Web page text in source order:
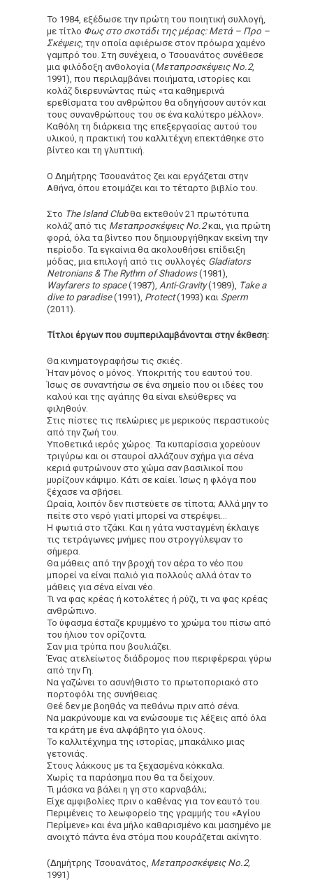
Το 1984, εξέδωσε την πρώτη του ποιητική συλλογή,
με τίτλο Φως στο σκοτάδι της μέρας: Μετά – Προ –
Σκέψεις, την οποία αφιέρωσε στον πρόωρα χαμένο
γαμπρό του. Στη συνέχεια, ο Τσουανάτος συνέθεσε
μια φιλόδοξη ανθολογία (Μεταπροσκέψεις Νο.2,
1991), που περιλαμβάνει ποιήματα, ιστορίες και
κολάζ διερευνώντας πώς «τα καθημερινά
ερεθίσματα του ανθρώπου θα οδηγήσουν αυτόν και
τους συνανθρώπους του σε ένα καλύτερο μέλλον».
Καθόλη τη διάρκεια της επεξεργασίας αυτού του
υλικού, η πρακτική του καλλιτέχνη επεκτάθηκε στο
βίντεο και τη γλυπτική.
Ο Δημήτρης Τσουανάτος ζει και εργάζεται στην
Αθήνα, όπου ετοιμάζει και το τέταρτο βιβλίο του.
Στο The Island Club θα εκτεθούν 21 πρωτότυπα
κολάζ από τις Μεταπροσκέψεις Νο.2και, για πρώτη
φορά, όλα τα βίντεο που δημιουργήθηκαν εκείνη την
περίοδο. Τα εγκαίνια θα ακολουθήσει επίδειξη
μόδας, μια επιλογή από τις συλλογές Gladiators
Netronians & The Rythm of Shadows(1981),
Wayfarers to space(1987),Anti-Gravity(1989), Τake a
dive to paradise(1991), Protect(1993) και Sperm
(2011).
Τίτλοι έργων που συμπεριλαμβάνονται στην έκθεση:
Θα κινηματογραφήσω τις σκιές.
Ήταν μόνος ο μόνος. Υποκριτής του εαυτού του.
Ίσως σε συναντήσω σε ένα σημείο που οι ιδέες του
καλού και της αγάπης θα είναι ελεύθερες να
φιληθούν.
Στις πίστες τις πελώριες με μερικούς περαστικούς
από την ζωή του.
Yποθετικά ιερός χώρος. Τα κυπαρίσσια χορεύουν
τριγύρω και οι σταυροί αλλάζουν σχήμα για σένα
κεριά φυτρώνουν στο χώμα σαν βασιλικοί που
μυρίζουν κάψιμο. Κάτι σε καίει. Ίσως η φλόγα που
ξέχασε να σβήσει.
Ωραία, λοιπόν δεν πιστεύετε σε τίποτα; Αλλά μην το
πείτε στο νερό γιατί μπορεί να στερέψει…
Η φωτιά στο τζάκι. Και η γάτα νυσταγμένη έκλαιγε
τις τετράγωνες μνήμες που στρογγύλεψαν το
σήμερα.
Θα μάθεις από την βροχή τον αέρα το νέο που
μπορεί να είναι παλιό για πολλούς αλλά όταν το
μάθεις για σένα είναι νέο.
Τι να φας κρέας ή κοτολέτες ή ρύζι, τι να φας κρέας
ανθρώπινο.
Το ύφασμα έσταζε κρυμμένο το χρώμα του πίσω από
του ήλιου τον ορίζοντα.
Σαν μια τρύπα που βουλιάζει.
Ένας ατελείωτος διάδρομος που περιφέρεραι γύρω
από την Γη.
Nα γαζώνει το ασυνήθιστο το πρωτοποριακό στο
πορτοφόλι της συνήθειας.
Θεέ δεν με βοηθάς να πεθάνω πριν από σένα.
Να μακρύνουμε και να ενώσουμε τις λέξεις από όλα
τα κράτη με ένα αλφάβητο για όλους.
Το καλλιτέχνημα της ιστορίας, μπακάλικο μιας
γετονιάς.
Στους λάκκους με τα ξεχασμένα κόκκαλα.
Χωρίς τα παράσημα που θα τα δείχουν.
Τι μάσκα να βάλει η γη στο καρναβάλι;
Είχε αμφιβολίες πριν ο καθένας για τον εαυτό του.
Περιμένεις το λεωφορείο της γραμμής του «Αγίου
Περίμενε» και ένα μήλο καθαρισμένο και μασημένο με
ανοιχτό πάντα ένα στόμα που κουράζεται ακίνητο.
(Δημήτρης Τσουανάτος, Μεταπροσκέψεις Νο.2,
1991)